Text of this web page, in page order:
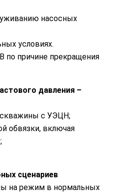
насосных
условиях.
по причине прекращения
давления –
скважины с УЭЦН;
обвязки, включая
сценариев
на режим в нормальных